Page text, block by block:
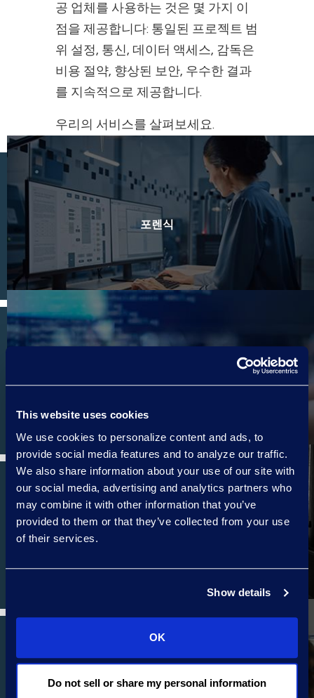
This website uses cookies
We use cookies to personalize content and ads, to
provide social media features and to analyze our traffic.
We also share information about your use of our site with
our social media, advertising and analytics partners who
may combine it with other information that you’ve
provided to them or that they’ve collected from your use
of their services.
Show details
OK
Do not sell or share my personal information
공 업체를 사용하는 것은 몇 가지 이
점을 제공합니다: 통일된 프로젝트 범
위 설정, 통신, 데이터 액세스, 감독은
비용 절약, 향상된 보안, 우수한 결과
를 지속적으로 제공합니다.
우리의 서비스를 살펴보세요.
포렌식
CASE INSIGHTS 를 한국어로 번역하면 "사전 법적 사건